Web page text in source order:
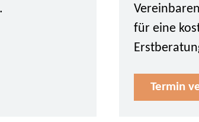
für eine
Termin